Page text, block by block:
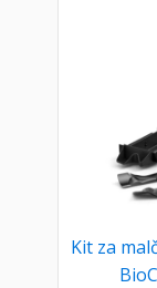
Kit za